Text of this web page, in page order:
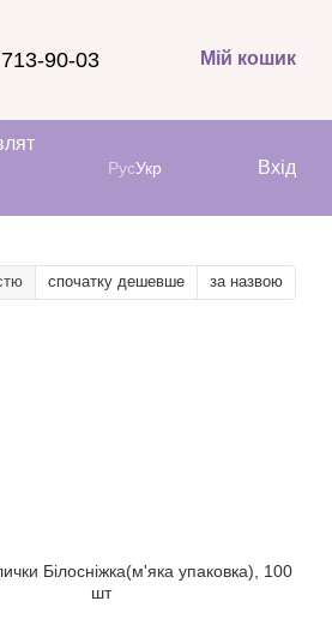
90-03 Мій кошик
РусУкр Вхід
спочатку дешевше за назвою